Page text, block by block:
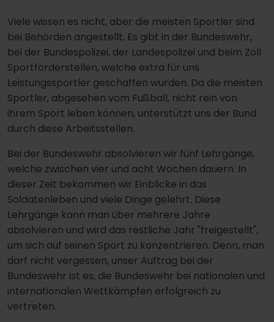
Viele wissen es nicht, aber die meisten Sportler sind
bei Behörden angestellt. Es gibt in der Bundeswehr,
bei der Bundespolizei, der Landespolizei und beim Zoll
Sportförderstellen, welche extra für uns
Leistungssportler geschaffen wurden. Da die meisten
Sportler, abgesehen vom Fußball, nicht rein von
ihrem Sport leben können, unterstützt uns der Bund
durch diese Arbeitsstellen.
Bei der Bundeswehr absolvieren wir fünf Lehrgänge,
welche zwischen vier und acht Wochen dauern. In
dieser Zeit bekommen wir Einblicke in das
Soldatenleben und viele Dinge gelehrt. Diese
Lehrgänge kann man über mehrere Jahre
absolvieren und wird das restliche Jahr "freigestellt",
um sich auf seinen Sport zu konzentrieren. Denn, man
darf nicht vergessen, unser Auftrag bei der
Bundeswehr ist es, die Bundeswehr bei nationalen und
internationalen Wettkämpfen erfolgreich zu
vertreten.